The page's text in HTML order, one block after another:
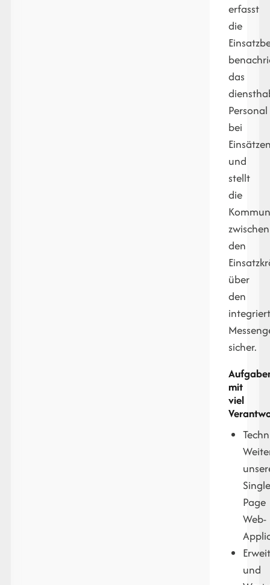
erfasst
die
das
Personal
bei
und
stellt
die
zwischen
den
über
den
sicher.
mit
viel
Page
Web-
und